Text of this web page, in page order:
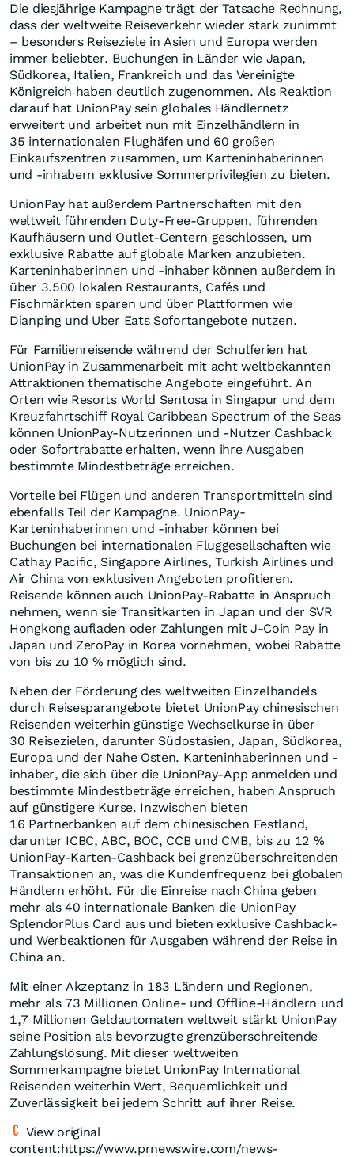
Die diesjährige Kampagne trägt der Tatsache Rechnung,
dass der weltweite Reiseverkehr wieder stark zunimmt
– besonders Reiseziele in Asien und Europa werden
immer beliebter. Buchungen in Länder wie Japan,
Südkorea, Italien, Frankreich und das Vereinigte
Königreich haben deutlich zugenommen. Als Reaktion
darauf hat UnionPay sein globales Händlernetz
erweitert und arbeitet nun mit Einzelhändlern in
35 internationalen Flughäfen und 60 großen
Einkaufszentren zusammen, um Karteninhaberinnen
und -inhabern exklusive Sommerprivilegien zu bieten.
UnionPay hat außerdem Partnerschaften mit den
weltweit führenden Duty-Free-Gruppen, führenden
Kaufhäusern und Outlet-Centern geschlossen, um
exklusive Rabatte auf globale Marken anzubieten.
Karteninhaberinnen und -inhaber können außerdem in
über 3.500 lokalen Restaurants, Cafés und
Fischmärkten sparen und über Plattformen wie
Dianping und Uber Eats Sofortangebote nutzen.
Für Familienreisende während der Schulferien hat
UnionPay in Zusammenarbeit mit acht weltbekannten
Attraktionen thematische Angebote eingeführt. An
Orten wie Resorts World Sentosa in Singapur und dem
Kreuzfahrtschiff Royal Caribbean Spectrum of the Seas
können UnionPay-Nutzerinnen und -Nutzer Cashback
oder Sofortrabatte erhalten, wenn ihre Ausgaben
bestimmte Mindestbeträge erreichen.
Vorteile bei Flügen und anderen Transportmitteln sind
ebenfalls Teil der Kampagne. UnionPay-
Karteninhaberinnen und -inhaber können bei
Buchungen bei internationalen Fluggesellschaften wie
Cathay Pacific, Singapore Airlines, Turkish Airlines und
Air China von exklusiven Angeboten profitieren.
Reisende können auch UnionPay-Rabatte in Anspruch
nehmen, wenn sie Transitkarten in Japan und der SVR
Hongkong aufladen oder Zahlungen mit J-Coin Pay in
Japan und ZeroPay in Korea vornehmen, wobei Rabatte
von bis zu 10 % möglich sind.
Neben der Förderung des weltweiten Einzelhandels
durch Reisesparangebote bietet UnionPay chinesischen
Reisenden weiterhin günstige Wechselkurse in über
30 Reisezielen, darunter Südostasien, Japan, Südkorea,
Europa und der Nahe Osten. Karteninhaberinnen und -
inhaber, die sich über die UnionPay-App anmelden und
bestimmte Mindestbeträge erreichen, haben Anspruch
auf günstigere Kurse. Inzwischen bieten
16 Partnerbanken auf dem chinesischen Festland,
darunter ICBC, ABC, BOC, CCB und CMB, bis zu 12 %
UnionPay-Karten-Cashback bei grenzüberschreitenden
Transaktionen an, was die Kundenfrequenz bei globalen
Händlern erhöht. Für die Einreise nach Chinageben
mehr als 40 internationale Banken die UnionPay
SplendorPlus Card aus und bieten exklusive Cashback-
und Werbeaktionen für Ausgaben während der Reise in
Chinaan.
Mit einer Akzeptanz in 183 Ländern und Regionen,
mehr als 73 Millionen Online- und Offline-Händlern und
1,7 Millionen Geldautomaten weltweit stärkt UnionPay
seine Position als bevorzugte grenzüberschreitende
Zahlungslösung. Mit dieser weltweiten
Sommerkampagne bietet UnionPay International
Reisenden weiterhin Wert, Bequemlichkeit und
Zuverlässigkeit bei jedem Schritt auf ihrer Reise.
View original
content:https://www.prnewswire.com/news-